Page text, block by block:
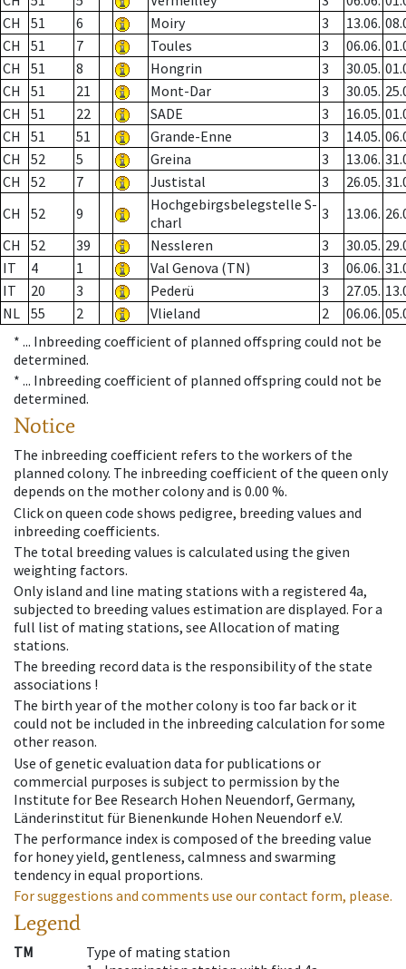
CH
51 6 Moiry 3 13.06.
CH
51 7 Toules 3 06.06.
CH
51 8 Hongrin 3 30.05.
CH
51 21 Mont-Dar 3 30.05.
CH
51 22 SADE 3 16.05.
CH
51 51 Grande-Enne 3 14.05.
CH
52 5 Greina 3 13.06.
CH
52 7 Justistal 3 26.05.
CH
52 9
Hochgebirgsbelegstelle S-
charl
3 13.06.
CH
52 39 Nessleren 3 30.05.
IT
4 1 Val Genova (TN) 3 06.06.
IT
20 3 Pederü 3 27.05.
NL 55 2 Vlieland 2 06.06.
* ... Inbreeding coefficient of planned offspring could not be
determined.
* ... Inbreeding coefficient of planned offspring could not be
determined.
Notice
The inbreeding coefficient refers to the workers of the
planned colony. The inbreeding coefficient of the queen only
depends on the mother colony and is 0.00 %.
Click on queen code shows pedigree, breeding values and
inbreeding coefficients.
The total breeding values is calculated using the given
weighting factors.
Only island and line mating stations with a registered 4a,
subjected to breeding values estimation are displayed. For a
full list of mating stations, see Allocation of mating
stations.
The breeding record data is the responsibility of the state
associations !
The birth year of the mother colony is too far back or it
could not be included in the inbreeding calculation for some
other reason.
Use of genetic evaluation data for publications or
commercial purposes is subject to permission by the
Institute for Bee Research Hohen Neuendorf, Germany,
Länderinstitut für Bienenkunde Hohen Neuendorf e.V.
The performance index is composed of the breeding value
for honey yield, gentleness, calmness and swarming
tendency in equal proportions.
For suggestions and comments use our contact form, please.
Legend
TM
Type of mating station